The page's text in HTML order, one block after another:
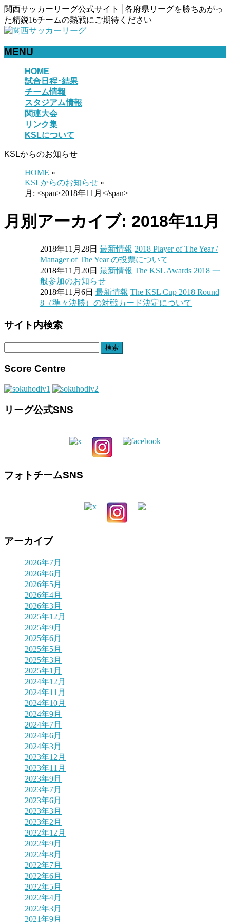
関西サッカーリーグ公式サイト│各府県リーグを勝ちあがっ
た精鋭16チームの熱戦にご期待ください
MENU
HOME
試合日程･結果
チーム情報
スタジアム情報
関連大会
リンク集
KSLについて
KSLからのお知らせ
HOME »
KSLからのお知らせ »
月: <span>2018年11月</span>
月別アーカイブ: 2018年11月
2018年11月28日 最新情報 2018 Player of The Year /
Manager of The Year の投票について
2018年11月20日 最新情報 The KSL Awards 2018 一
般参加のお知らせ
2018年11月6日 最新情報 The KSL Cup 2018 Round
8（準々決勝）の対戦カード決定について
サイト内検索
Score Centre
リーグ公式SNS
フォトチームSNS
アーカイブ
2026年7月
2026年6月
2026年5月
2026年4月
2026年3月
2025年12月
2025年9月
2025年6月
2025年5月
2025年3月
2025年1月
2024年12月
2024年11月
2024年10月
2024年9月
2024年7月
2024年6月
2024年3月
2023年12月
2023年11月
2023年9月
2023年7月
2023年6月
2023年3月
2023年2月
2022年12月
2022年9月
2022年8月
2022年7月
2022年6月
2022年5月
2022年4月
2022年3月
2021年9月